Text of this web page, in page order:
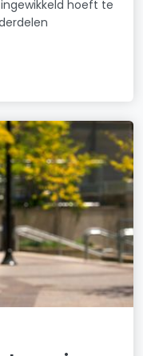
hoeft te